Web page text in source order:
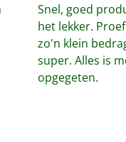
Snel, goed
het lekker.
zo'n klein
super. Alles is
opgegeten.